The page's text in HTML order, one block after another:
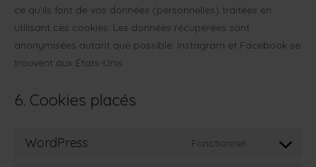
ce qu’ils font de vos données (personnelles) traitées en
utilisant ces cookies. Les données récupérées sont
anonymisées autant que possible. Instagram et Facebook se
trouvent aux États-Unis.
6. Cookies placés
WordPress Fonctionnel
Consent